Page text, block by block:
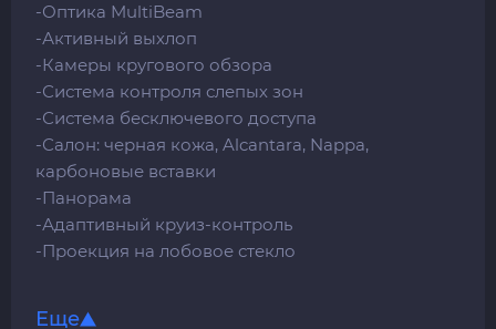
-Оптика MultiBeam
-Активный выхлоп
-Камеры кругового обзора
-Система контроля слепых зон
-Система бесключевого доступа
-Салон: черная кожа, Alcantara, Nappa,
карбоновые вставки
-Панорама
-Адаптивный круиз-контроль
-Проекция на лобовое стекло
Еще